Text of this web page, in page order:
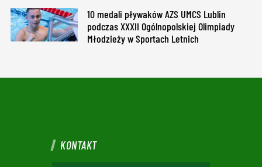
10 medali pływaków AZS UMCS Lublin
podczas XXXII Ogólnopolskiej Olimpiady
Młodzieży w Sportach Letnich
KONTAKT